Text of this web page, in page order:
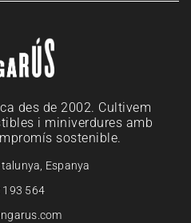
des de 2002. Cultivem
i miniverdures amb
sostenible.
Espanya
193 564